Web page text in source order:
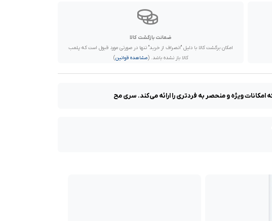
ضمانت بازگشت کالا
امکان برگشت کالا با دلیل "انصراف از خرید" تنها در صورتی مورد قبول است که پلمب
کالا باز نشده باشد. (مشاهده قوانین)